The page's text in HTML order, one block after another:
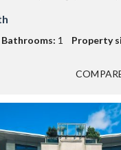
Bathrooms: 1 Property